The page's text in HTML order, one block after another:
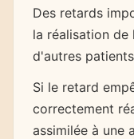
Des retards
la réalisation
d'autres
Si le retard
correctement
assimilée à une